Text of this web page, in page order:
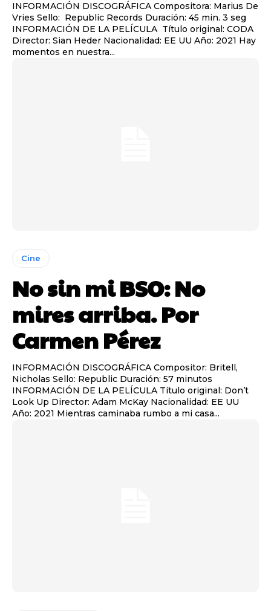
INFORMACIÓN DISCOGRÁFICA Compositora: Marius De
Vries Sello: Republic Records Duración: 45 min. 3 seg
INFORMACIÓN DE LA PELÍCULA Título original: CODA
Director: Sian Heder Nacionalidad: EE UU Año: 2021 Hay
momentos en nuestra...
Cine
No sin mi BSO: No
mires arriba. Por
Carmen Pérez
INFORMACIÓN DISCOGRÁFICA Compositor: Britell,
Nicholas Sello: Republic Duración: 57 minutos
INFORMACIÓN DE LA PELÍCULA Título original: Don’t
Look Up Director: Adam McKay Nacionalidad: EE UU
Año: 2021 Mientras caminaba rumbo a mi casa...